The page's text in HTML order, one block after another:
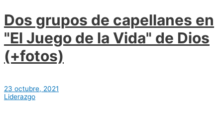
Dos grupos de capellanes en
"El Juego de la Vida" de Dios
(+fotos)
23 octubre, 2021
Liderazgo